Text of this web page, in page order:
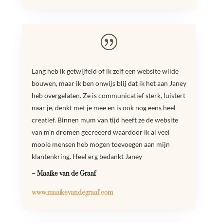
|
Lang heb ik getwijfeld of ik zelf een website wilde
bouwen, maar ik ben onwijs blij dat ik het aan Janey
heb overgelaten. Ze is communicatief sterk, luistert
naar je, denkt met je mee en is ook nog eens heel
creatief. Binnen mum van tijd heeft ze de website
van m’n dromen gecreëerd waardoor ik al veel
mooie mensen heb mogen toevoegen aan mijn
klantenkring. Heel erg bedankt Janey
– Maaike van de Graaf
www.maaikevandegraaf.com